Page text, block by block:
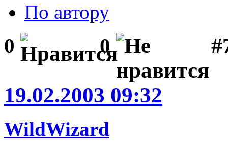
По автору
0 0
19.02.2003 09:32
WildWizard